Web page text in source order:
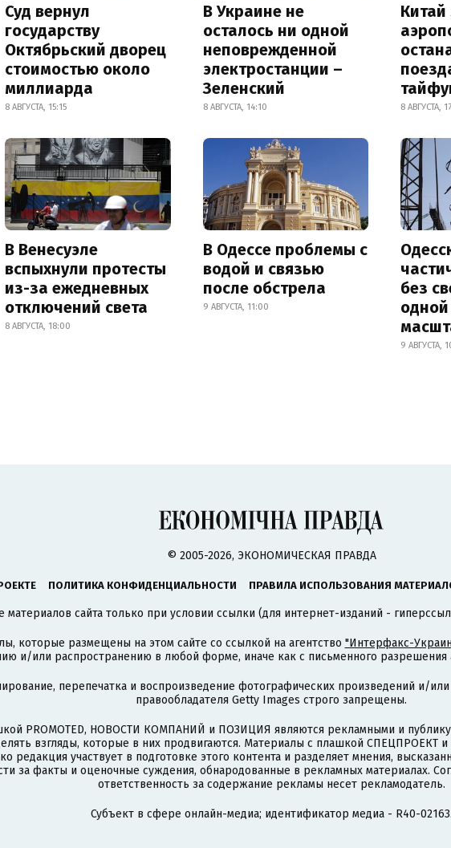
Суд вернул
государству
Октябрьский дворец
стоимостью около
миллиарда
8 АВГУСТА, 15:15
В Украине не
осталось ни одной
неповрежденной
электростанции –
Зеленский
8 АВГУСТА, 14:10 8 АВГУСТА,
В Венесуэле
вспыхнули протесты
из-за ежедневных
отключений света
8 АВГУСТА, 18:00
В Одессе проблемы с
водой и связью
после обстрела
9 АВГУСТА, 11:00
без
9 АВГУСТА,
© 2005-2026, ЭКОНОМИЧЕСКАЯ ПРАВДА
ПОЛИТИКА КОНФИДЕНЦИАЛЬНОСТИ ПРАВИЛА ИСПОЛЬЗОВАНИЯ
материалов сайта только при условии ссылки (для интернет-изданий -
которые размещены на этом сайте со ссылкой на агентство "Интерфакс-
и/или распространению в любой форме, иначе как с письменного разрешения
перепечатка и воспроизведение фотографических произведений и/
правообладателя Getty Images строго запрещены.
PROMOTED, НОВОСТИ КОМПАНИЙ и ПОЗИЦИЯ являются рекламными и
взгляды, которые в них продвигаются. Материалы с плашкой СПЕЦПРОЕКТ
редакция участвует в подготовке этого контента и разделяет мнения,
за факты и оценочные суждения, обнародованные в рекламных материалах.
ответственность за содержание рекламы несет рекламодатель.
Субъект в сфере онлайн-медиа; идентификатор медиа - R40-02163.